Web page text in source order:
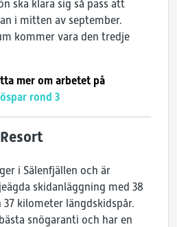
ska klara sig så pass att
i mitten av september.
kommer vara den tredje
mer om arbetet på
rond 3
i Sälenfjällen och är
skidanläggning med 38
kilometer längdskidspår.
snögaranti och har en